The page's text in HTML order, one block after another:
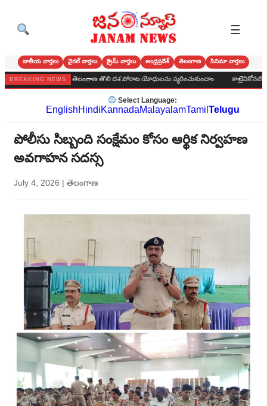
☰
జాతీయ వార్తలు వైరల్ వార్తలు క్రైమ్ వార్తలు ఆంధ్రప్రదేశ్ తెలంగాణ సినిమా వార్తలు
BREAKING NEWS
కారులు తెలంగాణ తొలి దశ పోరాట యోధులను స్మరించుకుందాం కాట్రేనికోనలో బీజేపీ
Select Language:
EnglishHindiKannadaMalayalamTamil Telugu
పోలీసు సిబ్బంది సంక్షేమం కోసం ఆర్థిక నిర్వహణ
అవగాహన సదస్స
July 4, 2026 | తెలంగాణ